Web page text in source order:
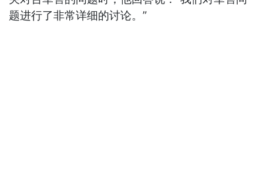
题进行了非常详细的讨论。”